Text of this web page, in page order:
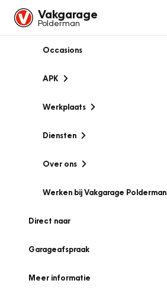
Vakgarage
Polderman
Occasions
APK
Werkplaats
Diensten
Over ons
Werken bij Vakgarage Polderman
Direct naar
Garageafspraak
Meer informatie